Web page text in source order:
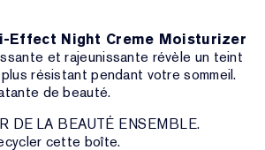
Effect Night Creme Moisturizer
et rajeunissante révèle un teint
résistant pendant votre sommeil.
de beauté.
DE LA BEAUTÉ ENSEMBLE.
cette boîte.